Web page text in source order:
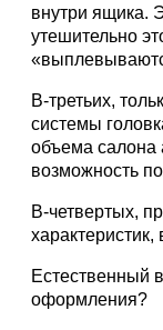
внутри ящика.
утешительно
В-третьих,
системы
объема салона
возможность
В-четвертых,
Естественный
оформления?